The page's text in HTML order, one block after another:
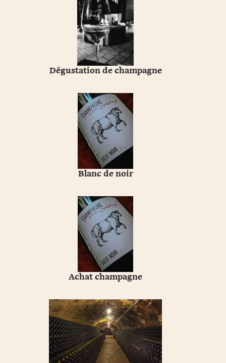
Dégustation de champagne
Blanc de noir
Achat champagne